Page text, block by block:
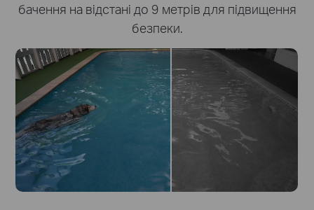
бачення на відстані до 9 метрів для підвищення
безпеки.